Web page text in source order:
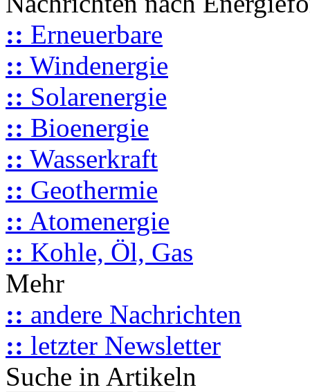
:: Erneuerbare
:: Windenergie
:: Solarenergie
:: Bioenergie
:: Wasserkraft
:: Geothermie
:: Atomenergie
:: Kohle, Öl, Gas
Mehr
:: andere Nachrichten
:: letzter Newsletter
Suche in Artikeln